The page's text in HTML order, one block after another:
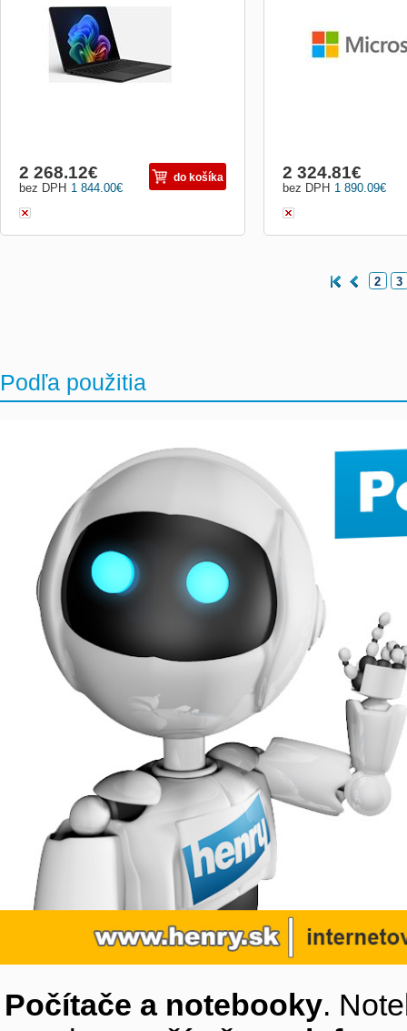
podnikání a nabízí výjimečný výkon a
umělou inteligenci pro ještě efektivnější
spolupráci, kreativitu a vyšší produktivitu. *
vysoce kon...
1 844.00€
bez DPH
2 268.12€ do košíka
spolupráci, kreativitu a
vysoce kon...
1 890.09€
bez DPH
2 324.81€
2 3
Podľa použitia
Počítače a notebooky.